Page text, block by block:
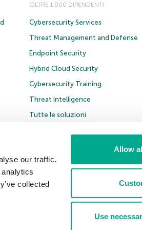
our traffic.
collected
Allow
Use
OLTRE 1.000 DIPENDENTI
Cybersecurity Services
Threat Management and Defense
Endpoint Security
Hybrid Cloud Security
Cybersecurity Training
Threat Intelligence
Tutte le soluzioni